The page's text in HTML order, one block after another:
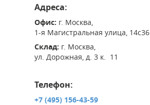
Адреса:
Офис: г. Москва,
1-я Магистральная улица, 14с36
Склад: г. Москва,
ул. Дорожная, д. 3 к. 11
Телефон:
+7 (495) 156-43-59